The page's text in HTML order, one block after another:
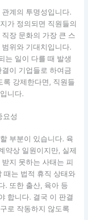
계의 투명성입니다.
가 정의되면 직원들의
장 문화의 가장 큰 스
위와 기대치입니다.
는 일이 다를 때 발생
이 기업들로 하여금
록 강제한다면, 직원들
니다.
요성
부분이 있습니다. 육
약상 일원이지만, 실제
지 못하는 사태는 피
때는 법적 휴직 상태와
. 또한 출산, 육아 등
합니다. 결국 이 판결
로 작동하지 않도록